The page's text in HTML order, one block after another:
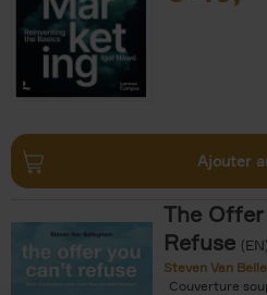
Ajouter
The
Refuse (EN)
Steven Van
Couverture